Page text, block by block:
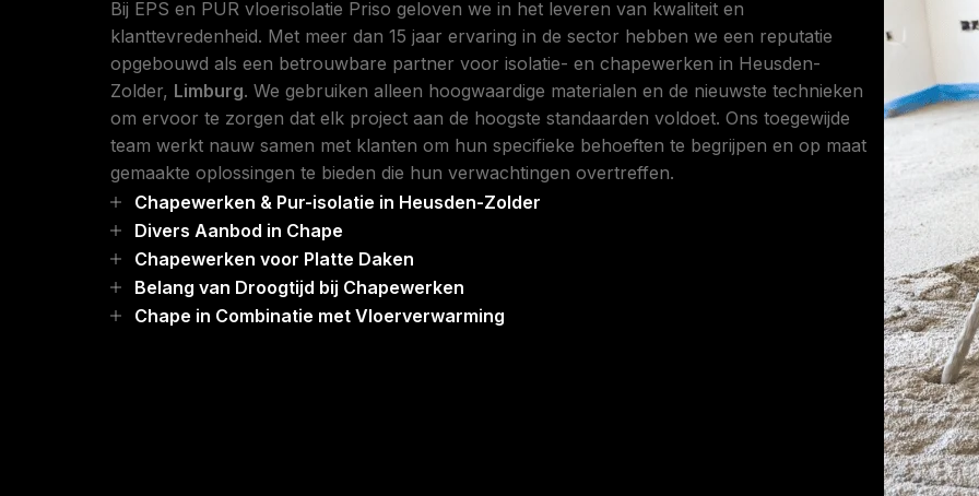
Bij EPS en PUR vloerisolatie Priso geloven we in het leveren van kwaliteit en
klanttevredenheid. Met meer dan 15 jaar ervaring in de sector hebben we een reputatie
opgebouwd als een betrouwbare partner voor isolatie- en chapewerken in Heusden-
Zolder, Limburg. We gebruiken alleen hoogwaardige materialen en de nieuwste technieken
om ervoor te zorgen dat elk project aan de hoogste standaarden voldoet. Ons toegewijde
team werkt nauw samen met klanten om hun specifieke behoeften te begrijpen en op maat
gemaakte oplossingen te bieden die hun verwachtingen overtreffen.
Chapewerken & Pur-isolatie in Heusden-Zolder
Divers Aanbod in Chape
Chapewerken voor Platte Daken
Belang van Droogtijd bij Chapewerken
Chape in Combinatie met Vloerverwarming